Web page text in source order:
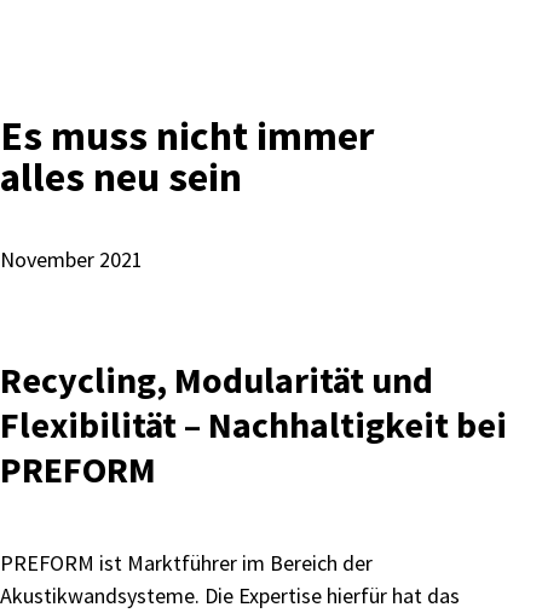
Es muss nicht immer
alles neu sein
November 2021
Recycling, Modularität und
Flexibilität – Nachhaltigkeit bei
PREFORM
PREFORM ist Marktführer im Bereich der
Akustikwandsysteme. Die Expertise hierfür hat das